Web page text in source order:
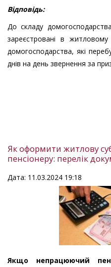
Відповідь:
До складу
зареєстровані в
домогосподарства, які
днів на день звернення за
Як оформити житлову
пенсіонеру: перелік
Дата: 11.03.2024 19:18
Якщо непрацюючий